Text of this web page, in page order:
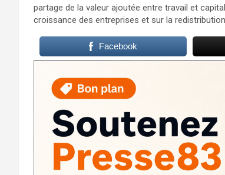
partage de la valeur ajoutée entre travail et
croissance des entreprises et sur la
Facebook